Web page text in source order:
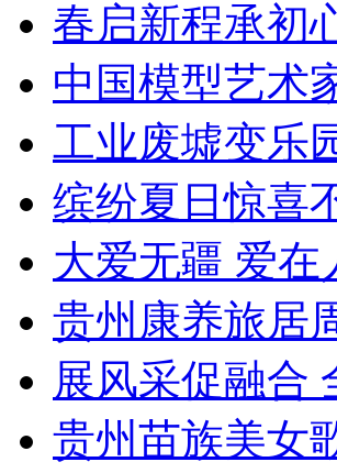
春启新程承初
中国模型艺术
工业废墟变乐
缤纷夏日惊喜
大爱无疆 爱
贵州康养旅居
展风采促融合
贵州苗族美女